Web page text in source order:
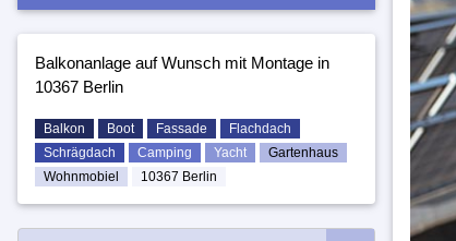
Balkonanlage auf Wunsch mit Montage in
10367 Berlin
Balkon Boot Fassade
Flachdach
Schrägdach
Camping Yacht
Gartenhaus
Wohnmobiel
10367 Berlin